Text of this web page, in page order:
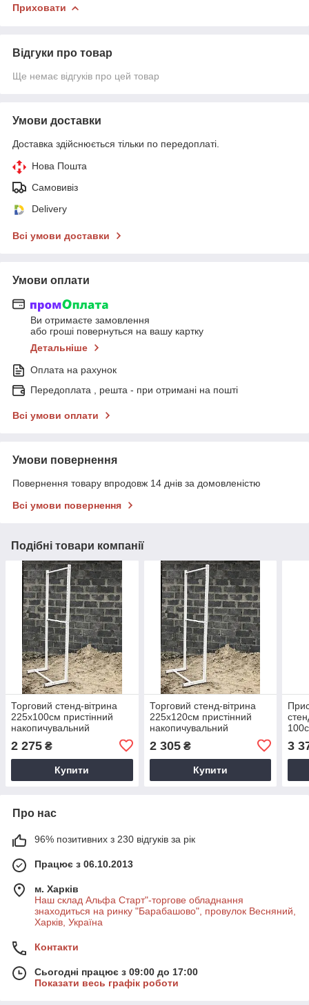
Приховати
Відгуки про товар
Ще немає відгуків про цей товар
Умови доставки
Доставка здійснюється тільки по передоплаті.
Нова Пошта
Самовивіз
Delivery
Всі умови доставки
Умови оплати
Ви отримаєте замовлення
або гроші повернуться на вашу картку
Детальніше
Оплата на рахунок
Передоплата , решта - при отримані на пошті
Всі умови оплати
Умови повернення
Повернення товару впродовж 14 днів за домовленістю
Всі умови повернення
Подібні товари компанії
Торговий стенд-вітрина
225х100см пристінний
накопичувальний
2 275 ₴
Купити
Торговий стенд-вітрина
225х120см пристінний
накопичувальний
2 305₴
Купити
3
Про нас
96% позитивних з 230 відгуків за рік
Працює з 06.10.2013
м. Харків
Наш склад Альфа Старт"-торгове обладнання
знаходиться на ринку "Барабашово", провулок Весняний,
Харків, Україна
Контакти
Сьогодні працює з 09:00 до 17:00
Показати весь графік роботи